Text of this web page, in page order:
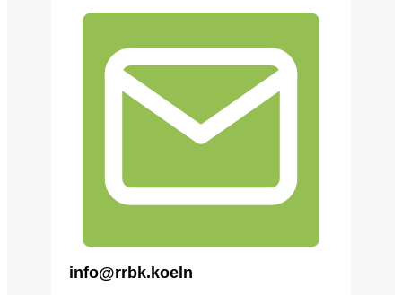
info@rrbk.koeln